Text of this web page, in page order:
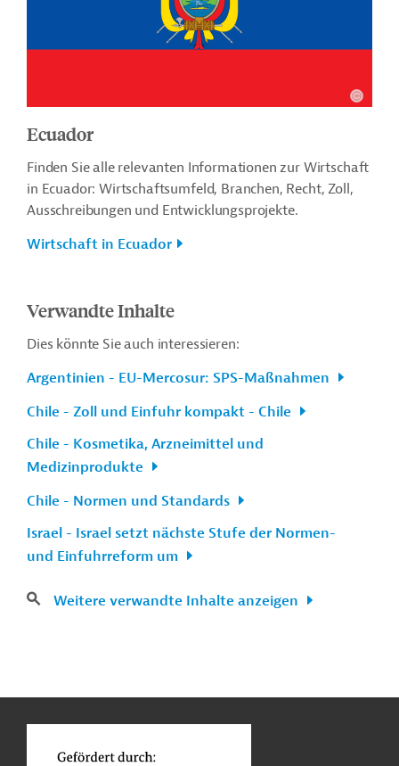
Ecuador
Finden Sie alle relevanten Informationen zur Wirtschaft
in Ecuador: Wirtschaftsumfeld, Branchen, Recht, Zoll,
Ausschreibungen und Entwicklungsprojekte.
Wirtschaft in Ecuador
Verwandte Inhalte
Dies könnte Sie auch interessieren:
Argentinien - EU-Mercosur: SPS-Maßnahmen
Chile - Zoll und Einfuhr kompakt - Chile
Chile - Kosmetika, Arzneimittel und
Medizinprodukte
Chile - Normen und Standards
Israel - Israel setzt nächste Stufe der Normen-
und Einfuhrreform um
Weitere verwandte Inhalte anzeigen